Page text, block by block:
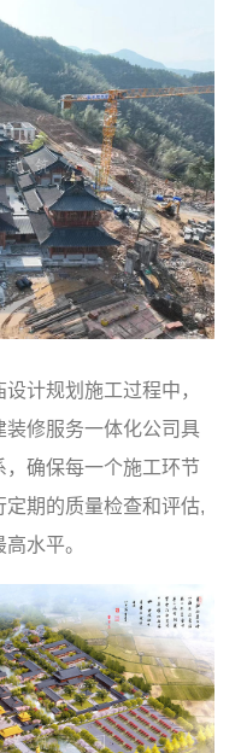
计规划施工过程中，
装修服务一体化公司具
确保每一个施工环节
期的质量检查和评估,
水平。